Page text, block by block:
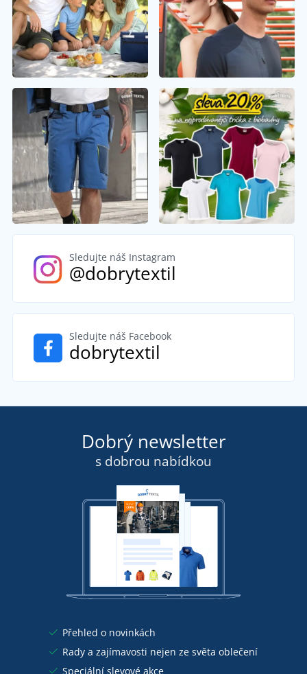
Sledujte náš Instagram
@dobrytextil
Sledujte náš Facebook
dobrytextil
Dobrý newsletter
s dobrou nabídkou
Přehled o novinkách
Rady a zajímavosti nejen ze světa oblečení
Speciální slevové akce